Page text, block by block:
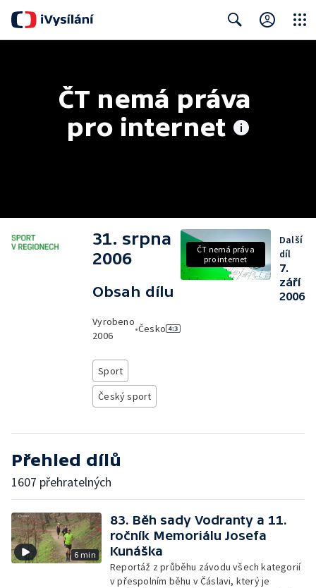
ČT nemá práva
pro internet
31. srpna
2006
Obsah dílu
Vyrobeno
2006
•Česko
Sport
Český sport
ČT nemá práva
pro internet
Další
díl
7.
září
2006
Přehled dílů
1607 přehratelných
6 min
83. Běh sady Vodranty a 11.
ročník Memoriálu Josefa
Kunáška
Reportáž z průběhu závodu všech kategorií
v přespolním běhu v Čáslavi, který je